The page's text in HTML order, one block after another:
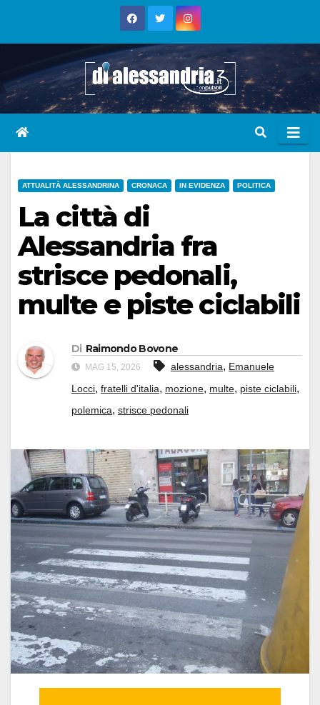
ATTUALITÀ ALESSANDRINA CRONACA IN EVIDENZA POLITICA
La città di
Alessandria fra
strisce pedonali,
multe e piste ciclabili
Di Raimondo Bovone
MAG 15, 2026 alessandria, Emanuele
Locci, fratelli d'italia, mozione, multe, piste ciclabili,
polemica, strisce pedonali